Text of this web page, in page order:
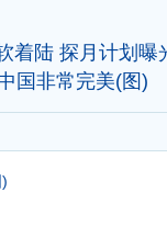
着陆 探月计划曝
国非常完美(图)